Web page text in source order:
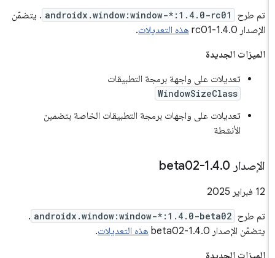
تم طرح androidx.window:window-*:1.4.0-rc01 . يتضمّن
الإصدار 1.4.0-rc01
هذه التعديلات.
الميزات الجديدة
تعديلات على واجهة برمجة التطبيقات
WindowSizeClass
تعديلات على واجهات برمجة التطبيقات الخاصة بتضمين
الأنشطة
الإصدار 1 .4.0-beta02
‫12 فبراير 2025
تم طرح androidx.window:window-*:1.4.0-beta02
.
يتضمّن الإصدار 1.4.0-beta02
هذه التعديلات.
الميزات الجديدة